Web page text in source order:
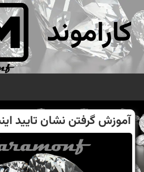
کاراموند
آموزش گرفتن نشان تایید